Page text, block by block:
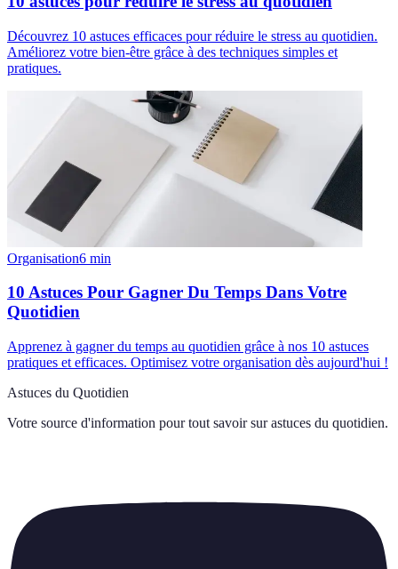
Découvrez 10 astuces efficaces pour réduire le stress au quotidien.
Améliorez votre bien-être grâce à des techniques simples et
pratiques.
Organisation6 min
10 Astuces Pour Gagner Du Temps Dans Votre
Quotidien
Apprenez à gagner du temps au quotidien grâce à nos 10 astuces
pratiques et efficaces. Optimisez votre organisation dès aujourd'hui !
Astuces du Quotidien
Votre source d'information pour tout savoir sur astuces du quotidien.